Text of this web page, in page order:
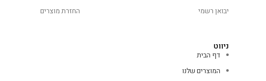
יבואן רשמי החזרת מוצרים
ניווט
דף הבית
המוצרים שלנו